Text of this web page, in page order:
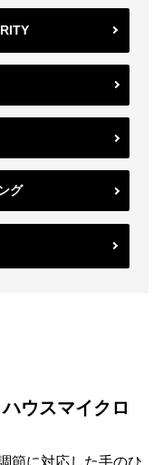
グ
ウスマイクロ
節に対応した手のひ